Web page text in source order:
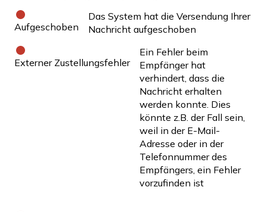
Aufgeschoben
Das System hat die Versendung Ihrer
Nachricht aufgeschoben
Externer Zustellungsfehler
Ein Fehler beim
Empfänger hat
verhindert, dass die
Nachricht erhalten
werden konnte. Dies
könnte z.B. der Fall sein,
weil in der E-Mail-
Adresse oder in der
Telefonnummer des
Empfängers, ein Fehler
vorzufinden ist